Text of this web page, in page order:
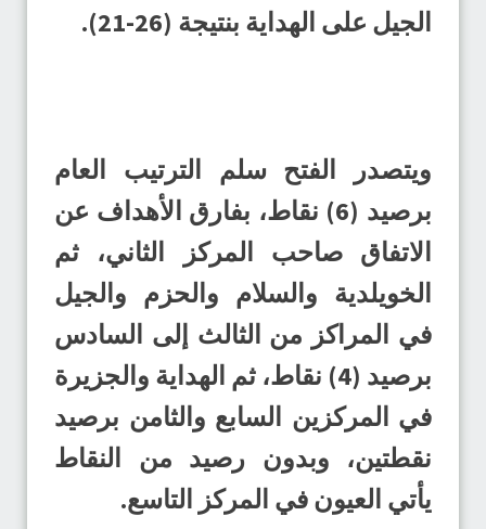
الجيل على الهداية بنتيجة (26-21).
ويتصدر الفتح سلم الترتيب العام
برصيد (6) نقاط، بفارق الأهداف عن
الاتفاق صاحب المركز الثاني، ثم
الخويلدية والسلام والحزم والجيل
في المراكز من الثالث إلى السادس
برصيد (4) نقاط، ثم الهداية والجزيرة
في المركزين السابع والثامن برصيد
نقطتين، وبدون رصيد من النقاط
يأتي العيون في المركز التاسع.